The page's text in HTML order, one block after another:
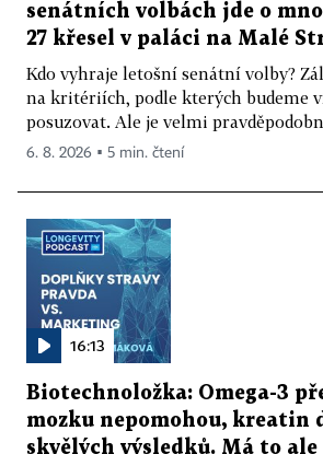
senátních volbách jde o
27 křesel v paláci na Malé
Kdo vyhraje letošní senátní volby?
na kritériích, podle kterých budeme
posuzovat. Ale je velmi
6. 8. 2026 ▪ 5 min. čtení
16:13
Biotechnoložka: Omega-3
mozku nepomohou, kreatin
skvělých výsledků. Má to ale